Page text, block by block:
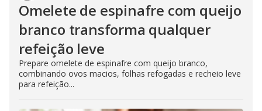
Omelete de espinafre com queijo
branco transforma qualquer
refeição leve
Prepare omelete de espinafre com queijo branco,
combinando ovos macios, folhas refogadas e recheio leve
para refeição...